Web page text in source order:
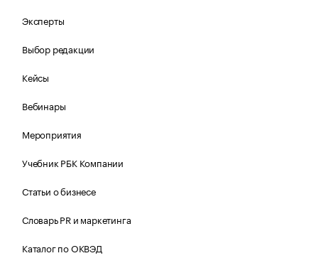
Эксперты
Выбор редакции
Кейсы
Вебинары
Мероприятия
Учебник РБК Компании
Статьи о бизнесе
Словарь PR и маркетинга
Каталог по ОКВЭД